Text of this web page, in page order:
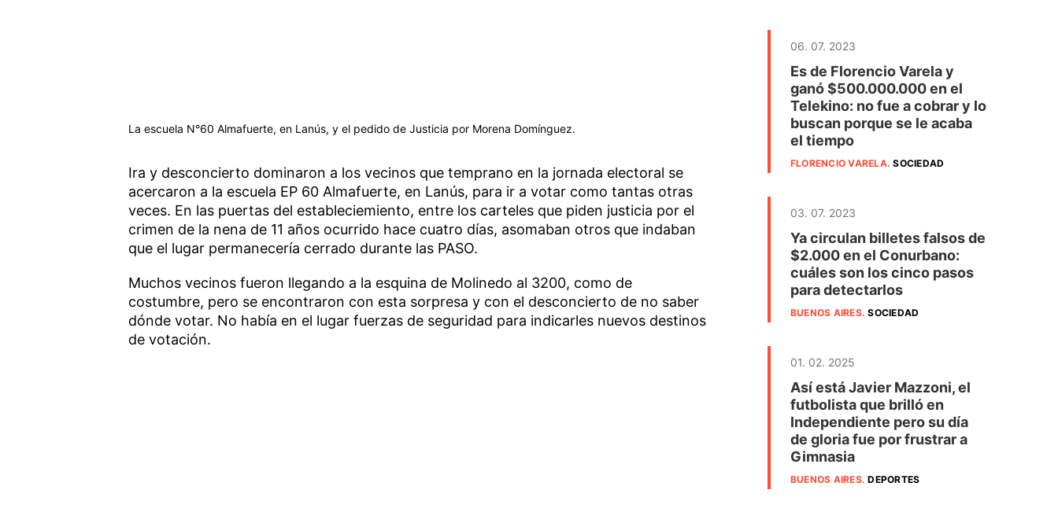
La escuela N°60 Almafuerte, en Lanús, y el pedido de Justicia por Morena Domínguez.
Ira y desconcierto dominaron a los vecinos que temprano en la jornada electoral se
acercaron a la escuela EP 60 Almafuerte, en Lanús, para ir a votar como tantas otras
veces. En las puertas del estableciemiento, entre los carteles que piden justicia por el
crimen de la nena de 11 años ocurrido hace cuatro días, asomaban otros que indaban
que el lugar permanecería cerrado durante las PASO.
Muchos vecinos fueron llegando a la esquina de Molinedo al 3200, como de
costumbre, pero se encontraron con esta sorpresa y con el desconcierto de no saber
dónde votar. No había en el lugar fuerzas de seguridad para indicarles nuevos destinos
de votación.
06. 07. 2023
Es de Florencio Varela y
ganó $500.000.000 en el
Telekino: no fue a cobrar y lo
buscan porque se le acaba
el tiempo
FLORENCIO VARELA.SOCIEDAD
03. 07. 2023
Ya circulan billetes falsos de
$2.000 en el Conurbano:
cuáles son los cinco pasos
para detectarlos
BUENOS AIRES.SOCIEDAD
01. 02. 2025
Así está Javier Mazzoni, el
futbolista que brilló en
Independiente pero su día
de gloria fue por frustrar a
Gimnasia
BUENOS AIRES.DEPORTES